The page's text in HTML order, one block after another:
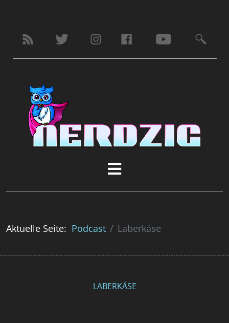
Aktuelle Seite: Podcast Laberkäse
LABERKÄSE